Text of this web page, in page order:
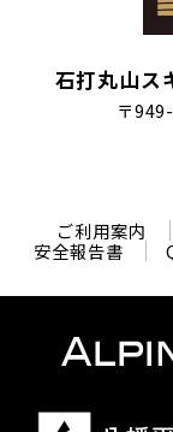
石打丸山
〒
ご利用案内
安全報告書